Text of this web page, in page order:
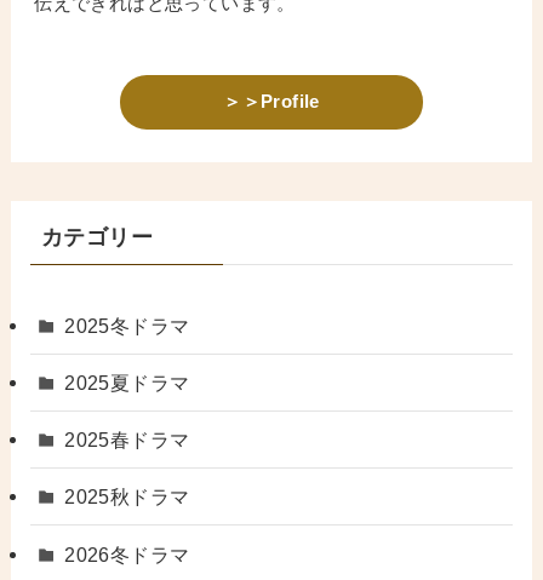
＞＞Profile
カテゴリー
2025冬ドラマ
2025夏ドラマ
2025春ドラマ
2025秋ドラマ
2026冬ドラマ